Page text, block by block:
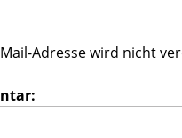
Adresse wird nicht